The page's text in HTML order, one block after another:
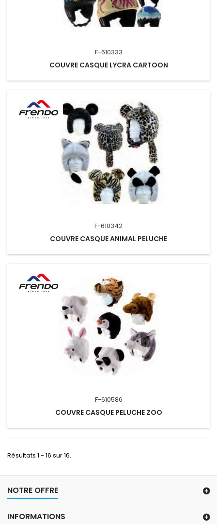
F-610333
COUVRE CASQUE LYCRA CARTOON
F-610342
COUVRE CASQUE ANIMAL PELUCHE
F-610586
COUVRE CASQUE PELUCHE ZOO
Résultats 1 - 16 sur 16.
NOTRE OFFRE
INFORMATIONS